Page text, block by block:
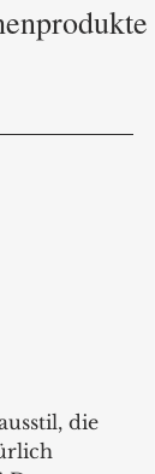
die